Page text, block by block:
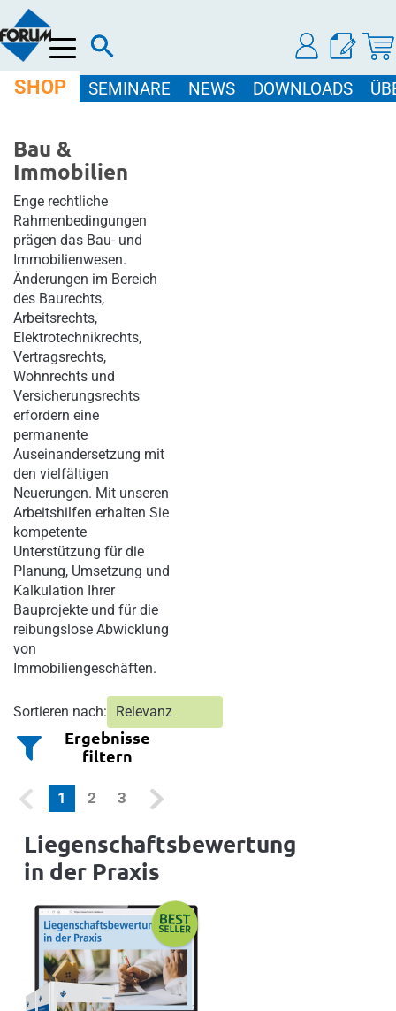
Menü
SHOP SEMINARE NEWS DOWNLOADS
Bau &
Immobilien
Enge rechtliche
Rahmenbedingungen
prägen das Bau- und
Immobilienwesen.
Änderungen im Bereich
des Baurechts,
Arbeitsrechts,
Elektrotechnikrechts,
Vertragsrechts,
Wohnrechts und
Versicherungsrechts
erfordern eine
permanente
Auseinandersetzung mit
den vielfältigen
Neuerungen. Mit unseren
Arbeitshilfen erhalten Sie
kompetente
Unterstützung für die
Planung, Umsetzung und
Kalkulation Ihrer
Bauprojekte und für die
reibungslose Abwicklung
von
Immobiliengeschäften.
Sortieren nach:
Ergebnisse
filtern
1 (current)
2 3
Liegenschaftsbewertung
in der Praxis